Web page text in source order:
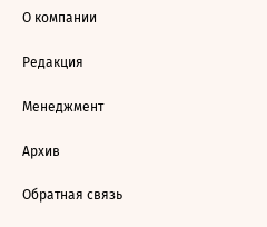
О компании
Редакция
Менеджмент
Архив
Обратная связь